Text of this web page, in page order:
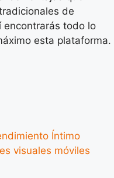
de
encontrarás todo lo
esta plataforma.
Íntimo
visuales móviles